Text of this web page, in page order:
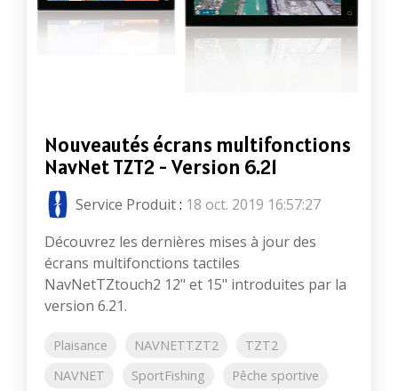
Nouveautés écrans multifonctions
NavNet TZT2 - Version 6.21
Service Produit: 18 oct. 2019 16:57:27
Découvrez les dernières mises à jour des
écrans multifonctions tactiles
NavNetTZtouch2 12" et 15" introduites par la
version 6.21.
Plaisance NAVNETTZT2
TZT2
NAVNET
SportFishing
Pêche sportive